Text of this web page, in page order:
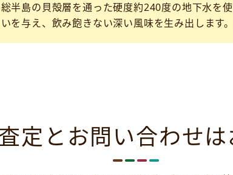
半島の貝殻層を通った硬度約240度の地下水を
を与え、飲み飽きない深い風味を生み出します。
定とお問い合わせは